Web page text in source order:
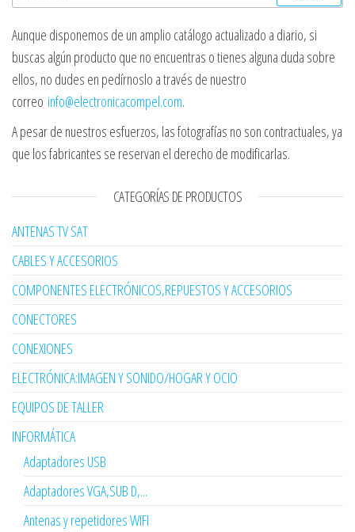
Aunque disponemos de un amplio catálogo actualizado a diario, si
buscas algún producto que no encuentras o tienes alguna duda sobre
ellos, no dudes en pedírnoslo a través de nuestro
correo info@electronicacompel.com.
A pesar de nuestros esfuerzos, las fotografías no son contractuales, ya
que los fabricantes se reservan el derecho de modificarlas.
CATEGORÍAS DE PRODUCTOS
ANTENAS TV SAT
CABLES Y ACCESORIOS
COMPONENTES ELECTRÓNICOS,REPUESTOS Y ACCESORIOS
CONECTORES
CONEXIONES
ELECTRÓNICA:IMAGEN Y SONIDO/HOGAR Y OCIO
EQUIPOS DE TALLER
INFORMÁTICA
Adaptadores USB
Adaptadores VGA,SUB D,...
Antenas y repetidores WIFI